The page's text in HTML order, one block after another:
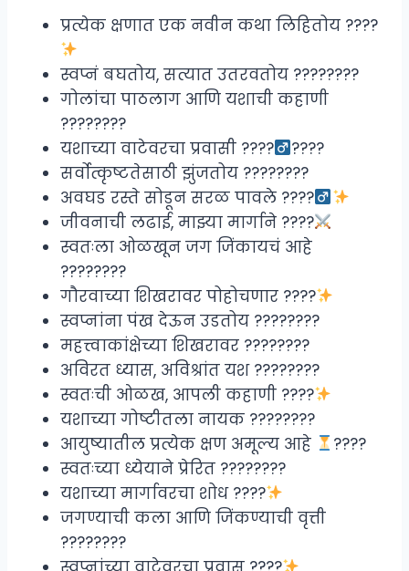
प्रत्येक क्षणात एक नवीन कथा लिहितोय ????
स्वप्नं बघतोय, सत्यात उतरवतोय ????????
गोलांचा पाठलाग आणि यशाची कहाणी
????????
यशाच्या वाटेवरचा प्रवासी ????‍
????
सर्वोत्कृष्टतेसाठी झुंजतोय ????????
अवघड रस्ते सोडून सरळ पावले ????‍
जीवनाची लढाई, माझ्या मार्गाने ????
स्वतःला ओळखून जग जिंकायचं आहे
????????
गौरवाच्या शिखरावर पोहोचणार ????
स्वप्नांना पंख देऊन उडतोय ????️????
महत्त्वाकांक्षेच्या शिखरावर ????????
अविरत ध्यास, अविश्रांत यश ????????
स्वतःची ओळख, आपली कहाणी ????
यशाच्या गोष्टीतला नायक ????????
आयुष्यातील प्रत्येक क्षण अमूल्य आहे
????
स्वतःच्या ध्येयाने प्रेरित ????????
यशाच्या मार्गावरचा शोध ????
जगण्याची कला आणि जिंकण्याची वृत्ती
????????